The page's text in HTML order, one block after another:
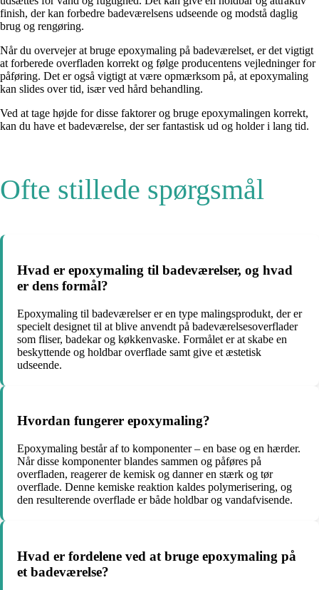
finish, der kan forbedre badeværelsens udseende og modstå daglig
brug og rengøring.
Når du overvejer at bruge epoxymaling på badeværelset, er det vigtigt
at forberede overfladen korrekt og følge producentens vejledninger for
påføring. Det er også vigtigt at være opmærksom på, at epoxymaling
kan slides over tid, især ved hård behandling.
Ved at tage højde for disse faktorer og bruge epoxymalingen korrekt,
kan du have et badeværelse, der ser fantastisk ud og holder i lang tid.
Ofte stillede spørgsmål
Hvad er epoxymaling til badeværelser, og hvad
er dens formål?
Epoxymaling til badeværelser er en type malingsprodukt, der er
specielt designet til at blive anvendt på badeværelsesoverflader
som fliser, badekar og køkkenvaske. Formålet er at skabe en
beskyttende og holdbar overflade samt give et æstetisk
udseende.
Hvordan fungerer epoxymaling?
Epoxymaling består af to komponenter – en base og en hærder.
Når disse komponenter blandes sammen og påføres på
overfladen, reagerer de kemisk og danner en stærk og tør
overflade. Denne kemiske reaktion kaldes polymerisering, og
den resulterende overflade er både holdbar og vandafvisende.
Hvad er fordelene ved at bruge epoxymaling på
et badeværelse?